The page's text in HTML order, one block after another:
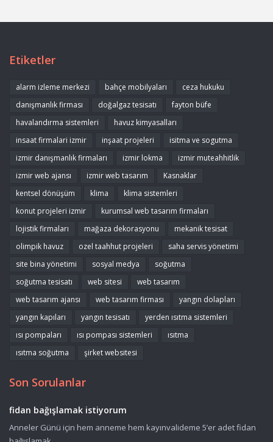
Etiketler
alarm izleme merkezi bahçe mobilyaları
ceza hukuku
danışmanlık firması
doğalgaz tesisatı
fayton büfe
havalandırma sistemleri
havuz kimyasalları
insaat firmalari izmir
inşaat projeleri
isitma ve sogutma
izmir danışmanlık firmaları
izmir lokma
izmir muteahhitlik
izmir web ajansı
izmir web tasarım
Kasnaklar
kentsel dönüşüm
klima
klima sistemleri
konut projeleri izmir
kurumsal web tasarım firmaları
lojistik firmaları
mağaza dekorasyonu
mekanik tesisat
olimpik havuz
ozel taahhut projeleri
saha servis yönetimi
site bina yönetimi
sosyal medya
soğutma
soğutma tesisatı
web sitesi
web tasarım
web tasarım ajansı
web tasarım firması
yangın dolapları
yangın kapıları
yangın tesisatı
yerden ısıtma sistemleri
ısı pompaları
ısı pompası sistemleri
ısıtma
ısıtma soğutma
şirket websitesi
Son Sorulanlar
fidan bağışlamak istiyorum
Anneler Günü için hem anneme hem kayınvalideme 5’er adet fidan